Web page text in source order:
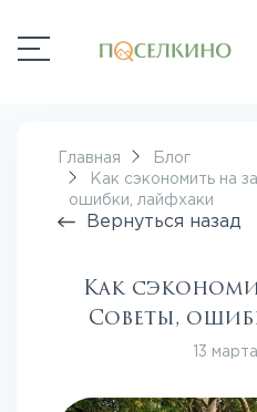
Главная
Блог
Как сэкономить на
ошибки, лайфхаки
Вернуться назад
Как
Советы,
13